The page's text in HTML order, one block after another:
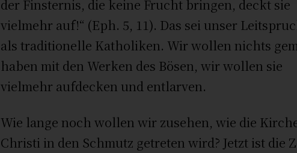
der Finsternis, die keine Frucht bringen, deckt sie
vielmehr auf!“ (Eph. 5, 11). Das sei unser
als traditionelle Katholiken. Wir wollen nichts
haben mit den Werken des Bösen, wir wollen sie
vielmehr aufdecken und entlarven.
Wie lange noch wollen wir zusehen, wie die
Christi in den Schmutz getreten wird? Jetzt ist die